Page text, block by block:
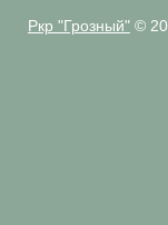
Ркр "Грозный"©